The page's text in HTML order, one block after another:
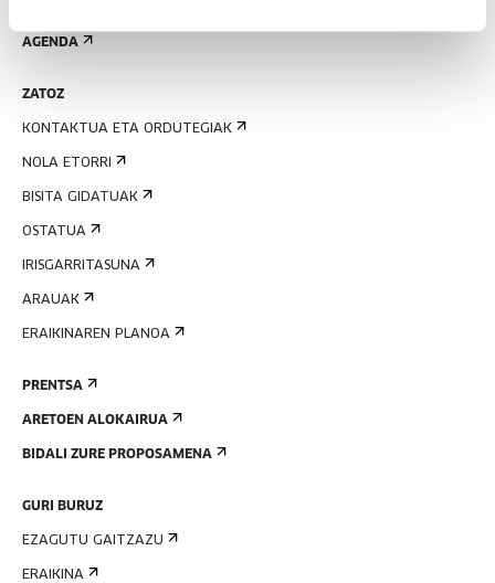
AGENDA
ZATOZ
KONTAKTUA ETA ORDUTEGIAK
NOLA ETORRI
BISITA GIDATUAK
OSTATUA
IRISGARRITASUNA
ARAUAK
ERAIKINAREN PLANOA
PRENTSA
ARETOEN ALOKAIRUA
BIDALI ZURE PROPOSAMENA
GURI BURUZ
EZAGUTU GAITZAZU
ERAIKINA